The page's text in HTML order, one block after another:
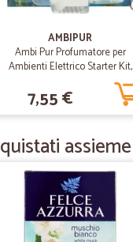
AMBIPUR
Ambi Pur Profumatore per
Ambienti Elettrico Starter Kit,
Lenor Freschezza di Capri, 20
7,55 €